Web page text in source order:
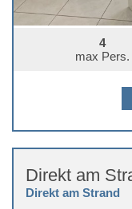
4
max Pers.
Direkt am
Direkt am Strand